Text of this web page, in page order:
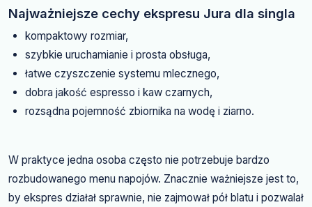
Najważniejsze cechy ekspresu Jura dla singla
kompaktowy rozmiar,
szybkie uruchamianie i prosta obsługa,
łatwe czyszczenie systemu mlecznego,
dobra jakość espresso i kaw czarnych,
rozsądna pojemność zbiornika na wodę i ziarno.
W praktyce jedna osoba często nie potrzebuje bardzo
rozbudowanego menu napojów. Znacznie ważniejsze jest to,
by ekspres działał sprawnie, nie zajmował pół blatu i pozwalał